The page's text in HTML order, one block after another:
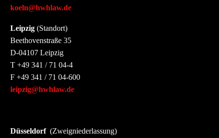
koeln@hwhlaw.de
Leipzig (Standort)
Beethovenstraße 35
D-04107 Leipzig
T +49 341 / 71 04-4
F +49 341 / 71 04-600
leipzig@hwhlaw.de
Düsseldorf (Zweigniederlassung)